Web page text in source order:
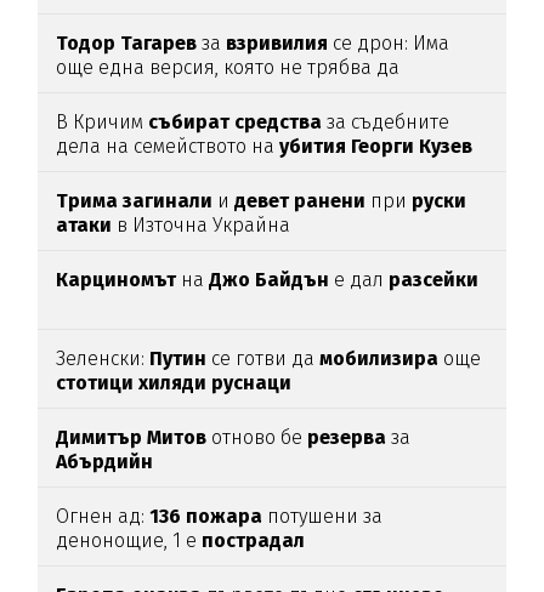
Тодор Тагарев за взривилия се дрон: Има
още една версия, която не трябва да
В Кричим събират средства за съдебните
дела на семейството наубития Георги Кузев
Трима загинали идевет ранени при руски
атаки в Източна Украйна
КарциномътнаДжо Байдън е дал разсейки
Зеленски: Путин се готви дамобилизира още
стотици хиляди руснаци
Димитър Митов отново бе резерва за
Абърдийн
Огнен ад:136 пожара потушени за
денонощие, 1 е пострадал